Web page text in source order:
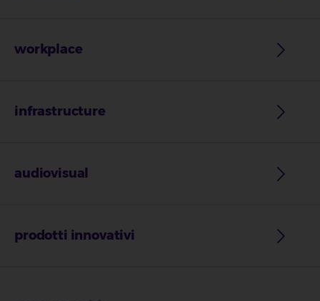
workplace
infrastructure
audiovisual
prodotti innovativi